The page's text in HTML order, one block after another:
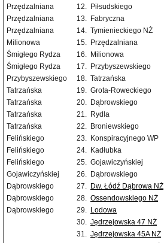
Przędzalniana
12. Piłsudskiego
Przędzalniana
13. Fabryczna
Przędzalniana
14. Tymienieckiego NŻ
Milionowa
15. Przędzalniana
Śmigłego Rydza
16. Milionowa
Śmigłego Rydza
17. Przybyszewskiego
Przybyszewskiego
18. Tatrzańska
Tatrzańska
19. Grota-Roweckiego
Tatrzańska
20. Dąbrowskiego
Tatrzańska
21. Rydla
Tatrzańska
22. Broniewskiego
Felińskiego
23. Konspiracyjnego WP
Felińskiego
24. Kadłubka
Felińskiego
25. Gojawiczyńskiej
Gojawiczyńskiej
26. Dąbrowskiego
Dąbrowskiego
27. Dw. Łódź Dąbrowa NŻ
Dąbrowskiego
28. Ossendowskiego NŻ
Dąbrowskiego
29. Lodowa
30. Jędrzejowska 47 NŻ
31. Jędrzejowska 45A NŻ